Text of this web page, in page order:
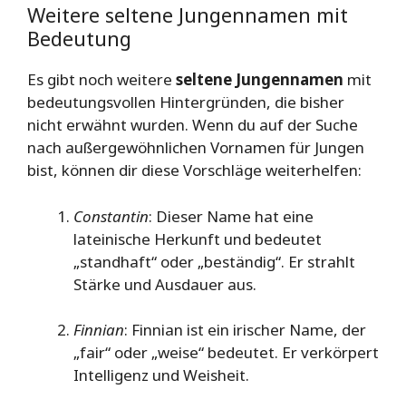
Weitere seltene Jungennamen mit
Bedeutung
Es gibt noch weitere seltene Jungennamen mit
bedeutungsvollen Hintergründen, die bisher
nicht erwähnt wurden. Wenn du auf der Suche
nach außergewöhnlichen Vornamen für Jungen
bist, können dir diese Vorschläge weiterhelfen:
Constantin: Dieser Name hat eine
lateinische Herkunft und bedeutet
„standhaft“ oder „beständig“. Er strahlt
Stärke und Ausdauer aus.
Finnian: Finnian ist ein irischer Name, der
„fair“ oder „weise“ bedeutet. Er verkörpert
Intelligenz und Weisheit.